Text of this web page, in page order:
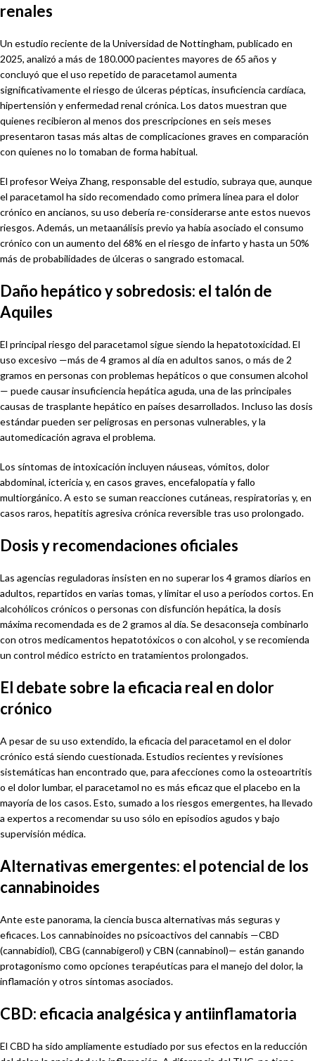
renales
Un estudio reciente de la Universidad de Nottingham, publicado en
2025, analizó a más de 180.000 pacientes mayores de 65 años y
concluyó que el uso repetido de paracetamol aumenta
significativamente el riesgo de úlceras pépticas, insuficiencia cardíaca,
hipertensión y enfermedad renal crónica. Los datos muestran que
quienes recibieron al menos dos prescripciones en seis meses
presentaron tasas más altas de complicaciones graves en comparación
con quienes no lo tomaban de forma habitual.
El profesor Weiya Zhang, responsable del estudio, subraya que, aunque
el paracetamol ha sido recomendado como primera línea para el dolor
crónico en ancianos, su uso debería re-considerarse ante estos nuevos
riesgos. Además, un metaanálisis previo ya había asociado el consumo
crónico con un aumento del 68% en el riesgo de infarto y hasta un 50%
más de probabilidades de úlceras o sangrado estomacal.
Daño hepático y sobredosis: el talón de
Aquiles
El principal riesgo del paracetamol sigue siendo la hepatotoxicidad. El
uso excesivo —más de 4 gramos al día en adultos sanos, o más de 2
gramos en personas con problemas hepáticos o que consumen alcohol
— puede causar insuficiencia hepática aguda, una de las principales
causas de trasplante hepático en países desarrollados. Incluso las dosis
estándar pueden ser peligrosas en personas vulnerables, y la
automedicación agrava el problema.
Los síntomas de intoxicación incluyen náuseas, vómitos, dolor
abdominal, ictericia y, en casos graves, encefalopatía y fallo
multiorgánico. A esto se suman reacciones cutáneas, respiratorias y, en
casos raros, hepatitis agresiva crónica reversible tras uso prolongado.
Dosis y recomendaciones oficiales
Las agencias reguladoras insisten en no superar los 4 gramos diarios en
adultos, repartidos en varias tomas, y limitar el uso a períodos cortos. En
alcohólicos crónicos o personas con disfunción hepática, la dosis
máxima recomendada es de 2 gramos al día. Se desaconseja combinarlo
con otros medicamentos hepatotóxicos o con alcohol, y se recomienda
un control médico estricto en tratamientos prolongados.
El debate sobre la eficacia real en dolor
crónico
A pesar de su uso extendido, la eficacia del paracetamol en el dolor
crónico está siendo cuestionada. Estudios recientes y revisiones
sistemáticas han encontrado que, para afecciones como la osteoartritis
o el dolor lumbar, el paracetamol no es más eficaz que el placebo en la
mayoría de los casos. Esto, sumado a los riesgos emergentes, ha llevado
a expertos a recomendar su uso sólo en episodios agudos y bajo
supervisión médica.
Alternativas emergentes: el potencial de los
cannabinoides
Ante este panorama, la ciencia busca alternativas más seguras y
eficaces. Los cannabinoides no psicoactivos del cannabis —CBD
(cannabidiol), CBG (cannabigerol) y CBN (cannabinol)— están ganando
protagonismo como opciones terapéuticas para el manejo del dolor, la
inflamación y otros síntomas asociados.
CBD: eficacia analgésica y antiinflamatoria
El CBD ha sido ampliamente estudiado por sus efectos en la reducción